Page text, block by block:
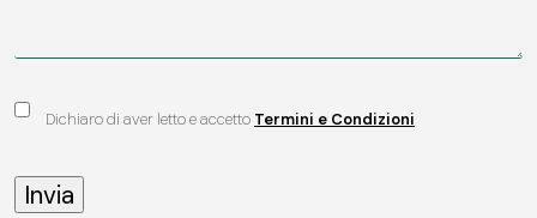
Dichiaro di aver letto e accetto Termini e Condizioni